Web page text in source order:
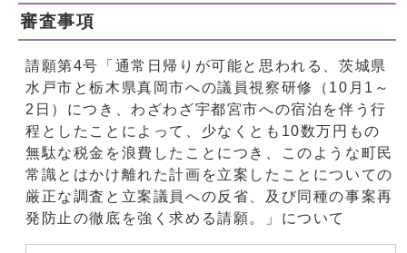
審査事項
請願第4号「通常日帰りが可能と思われる、茨城県
水戸市と栃木県真岡市への議員視察研修（10月1～
2日）につき、わざわざ宇都宮市への宿泊を伴う行
程としたことによって、少なくとも10数万円もの
無駄な税金を浪費したことにつき、このような町民
常識とはかけ離れた計画を立案したことについての
厳正な調査と立案議員への反省、及び同種の事案再
発防止の徹底を強く求める請願。」について